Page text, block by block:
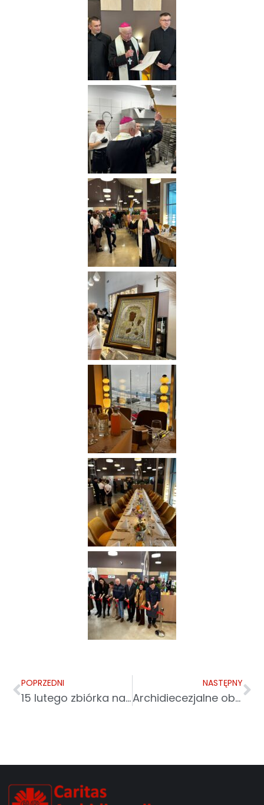
POPRZEDNI
15 lutego zbiórka na pomoc dla Ukrainy
NASTĘPNY
Archidiecezjalne obchody 34. Światowego Dnia Chorego